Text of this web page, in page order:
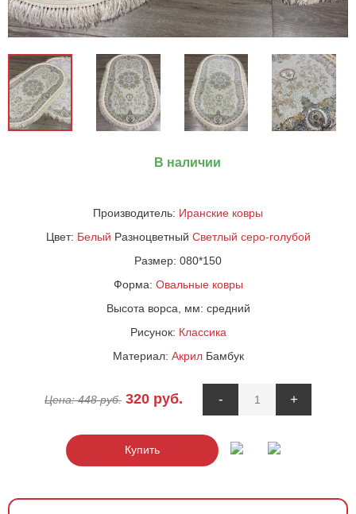
В наличии
Производитель: Иранские ковры
Цвет: Белый Разноцветный Светлый серо-голубой
Размер: 080*150
Форма: Овальные ковры
Высота ворса, мм: средний
Рисунок: Классика
Материал: АкрилБамбук
Цена:448руб. 320 руб. - +
Купить